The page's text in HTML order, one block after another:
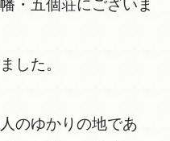
・五個荘にございま
した。
のゆかりの地であ